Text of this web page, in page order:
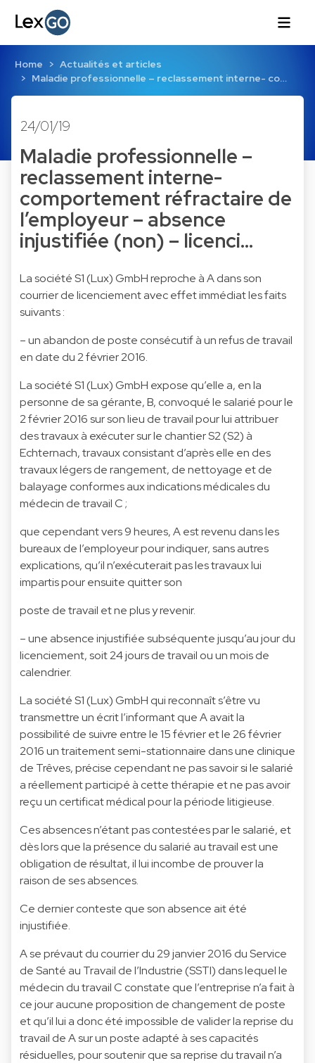
Home
Actualités et articles
Maladie professionnelle – reclassement interne- co…
24/01/19
Maladie professionnelle –
reclassement interne-
comportement réfractaire de
l’employeur – absence
injustifiée (non) – licenci…
La société S1 (Lux) GmbH reproche à A dans son
courrier de licenciement avec effet immédiat les faits
suivants :
– un abandon de poste consécutif à un refus de travail
en date du 2 février 2016.
La société S1 (Lux) GmbH expose qu’elle a, en la
personne de sa gérante, B, convoqué le salarié pour le
2 février 2016 sur son lieu de travail pour lui attribuer
des travaux à exécuter sur le chantier S2 (S2) à
Echternach, travaux consistant d’après elle en des
travaux légers de rangement, de nettoyage et de
balayage conformes aux indications médicales du
médecin de travail C ;
que cependant vers 9 heures, A est revenu dans les
bureaux de l’employeur pour indiquer, sans autres
explications, qu’il n’exécuterait pas les travaux lui
impartis pour ensuite quitter son
poste de travail et ne plus y revenir.
– une absence injustifiée subséquente jusqu’au jour du
licenciement, soit 24 jours de travail ou un mois de
calendrier.
La société S1 (Lux) GmbH qui reconnaît s’être vu
transmettre un écrit l’informant que A avait la
possibilité de suivre entre le 15 février et le 26 février
2016 un traitement semi-stationnaire dans une clinique
de Trêves, précise cependant ne pas savoir si le salarié
a réellement participé à cette thérapie et ne pas avoir
reçu un certificat médical pour la période litigieuse.
Ces absences n’étant pas contestées par le salarié, et
dès lors que la présence du salarié au travail est une
obligation de résultat, il lui incombe de prouver la
raison de ses absences.
Ce dernier conteste que son absence ait été
injustifiée.
A se prévaut du courrier du 29 janvier 2016 du Service
de Santé au Travail de l’Industrie (SSTI) dans lequel le
médecin du travail C constate que l’entreprise n’a fait à
ce jour aucune proposition de changement de poste
et qu’il lui a donc été impossible de valider la reprise du
travail de A sur un poste adapté à ses capacités
résiduelles, pour soutenir que sa reprise du travail n’a